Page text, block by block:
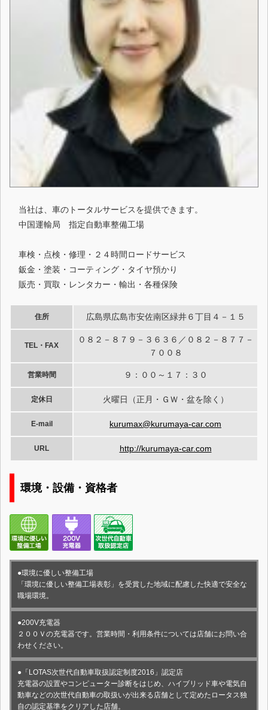
当社は、車のトータルサービスを提供できます。
中国運輸局 指定自動車整備工場
車検・点検・修理・２４時間ロードサービス
鈑金・塗装・コーティング・タイヤ預かり
販売・買取・レンタカー・輸出・各種保険
住所 広島県広島市安佐南区緑井６丁目４－１５
TEL・FAX
０８２－８７９－３６３６／０８２－８７７－
７００８
営業時間 ９：００～１７：３０
定休日 火曜日（正月・ＧＷ・盆を除く）
E-mail kurumax@kurumaya-car.com
URL http://kurumaya-car.com
環境・設備・資格者
●環境に優しい整備工場
「環境に優しい整備工場表彰」を受賞した地域に配慮した快適で安全な
職場環境。
●200V充電器
２００Ｖの充電器です。営業時間・利用条件については店舗にお問い合
わせください。
●「LOTAS次世代自動車取扱認定制度2016」認定店
充電器の設置やコンピューター診断をはじめ、ハイブリッド車や電気自
動車などの次世代自動車の取扱いが出来る店舗として定めたロータス独
自の認定基準をクリアした店舗。